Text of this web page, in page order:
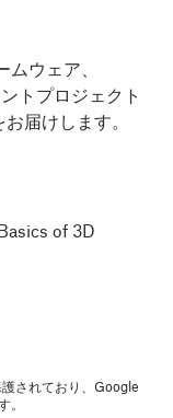
ムウェア、
トプロジェクト
届けします。
of 3D
されており、Google
。